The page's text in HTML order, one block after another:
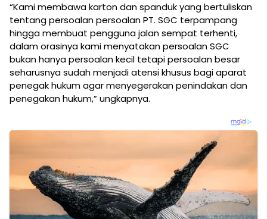
“Kami membawa karton dan spanduk yang bertuliskan
tentang persoalan persoalan PT. SGC terpampang
hingga membuat pengguna jalan sempat terhenti,
dalam orasinya kami menyatakan persoalan SGC
bukan hanya persoalan kecil tetapi persoalan besar
seharusnya sudah menjadi atensi khusus bagi aparat
penegak hukum agar menyegerakan penindakan dan
penegakan hukum,” ungkapnya.